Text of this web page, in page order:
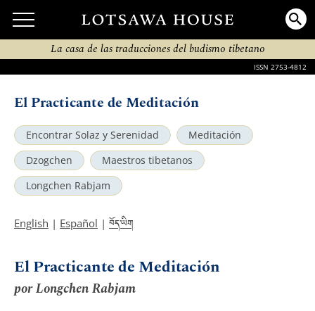
La casa de las traducciones del budismo tibetano
ISSN 2753-4812
El Practicante de Meditación
Encontrar Solaz y Serenidad
Meditación
Dzogchen
Maestros tibetanos
Longchen Rabjam
English | Español | བོད་ཡིག
El Practicante de Meditación
por Longchen Rabjam